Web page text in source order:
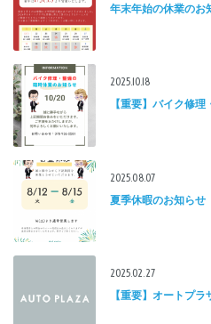
年末年始の休業のお
2025.10.18
【重要】バイク修
2025.08.07
夏季休暇のお知らせ
2025.02.27
【重要】オートプ